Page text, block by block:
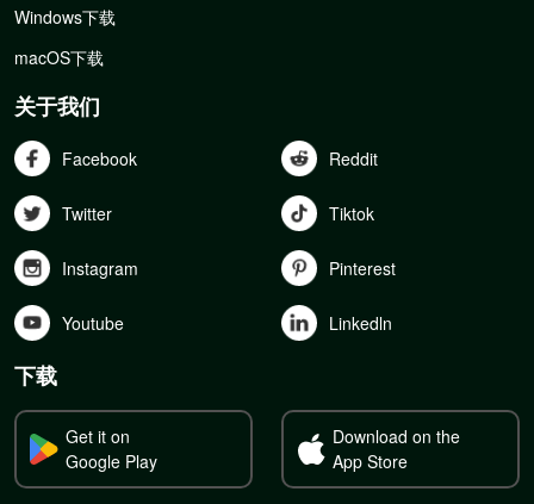
Windows下载
macOS下载
关于我们
Facebook Reddit
Twitter Tiktok
Instagram Pinterest
Youtube Linkedln
下载
Get it on
Google Play
Download on the
App Store